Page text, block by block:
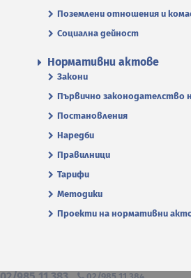
Поземлени отношения и
Социална дейност
Нормативни актове
Закони
Първично законодателство
Постановления
Наредби
Правилници
Тарифи
Методики
Проекти на нормативни